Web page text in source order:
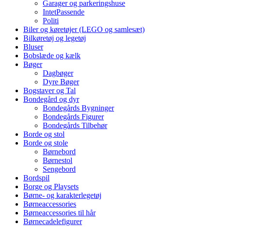
Garager og parkeringshuse
IntetPassende
Politi
Biler og køretøjer (LEGO og samlesæt)
Bilkøretøj og legetøj
Bluser
Bobslæde og kælk
Bøger
Dagbøger
Dyre Bøger
Bogstaver og Tal
Bondegård og dyr
Bondegårds Bygninger
Bondegårds Figurer
Bondegårds Tilbehør
Borde og stol
Borde og stole
Børnebord
Børnestol
Sengebord
Bordspil
Borge og Playsets
Børne- og karakterlegetøj
Børneaccessories
Børneaccessories til hår
Børnecadelefigurer